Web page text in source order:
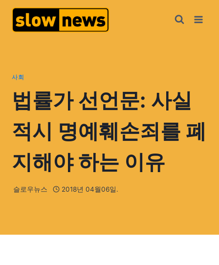
사회
법률가 선언문: 사실
적시 명예훼손죄를 폐
지해야 하는 이유
슬로우뉴스 2018년 04월06일.